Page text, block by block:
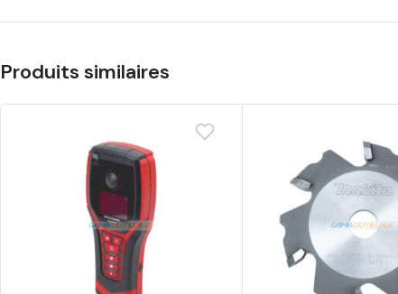
Produits similaires